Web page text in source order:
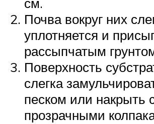
Почва вокруг них
уплотняется и
рассыпчатым
Поверхность
слегка
песком или накрыть
прозрачными